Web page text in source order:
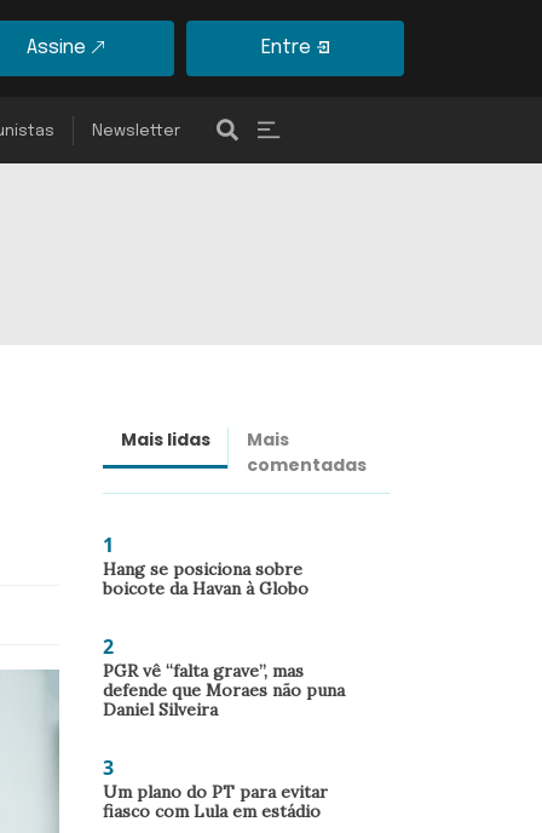
Assine Entre
Newsletter
Mais lidas
Mais
comentadas
1
Hang se posiciona sobre
boicote da Havan à Globo
2
PGR vê “falta grave”, mas
defende que Moraes não puna
Daniel Silveira
3
Um plano do PT para evitar
fiasco com Lula em estádio